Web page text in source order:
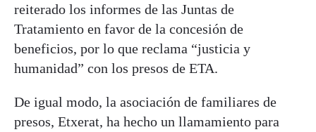
reiterado los informes de las Juntas de
Tratamiento en favor de la concesión de
beneficios, por lo que reclama “justicia y
humanidad” con los presos de ETA.
De igual modo, la asociación de familiares de
presos, Etxerat, ha hecho un llamamiento para